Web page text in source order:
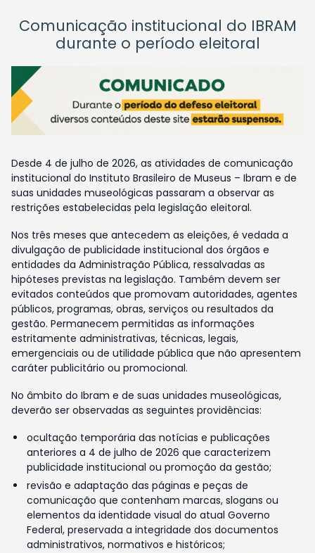
Comunicação institucional do IBRAM
durante o período eleitoral
Desde 4 de julho de 2026, as atividades de comunicação
institucional do Instituto Brasileiro de Museus – Ibram e de
suas unidades museológicas passaram a observar as
restrições estabelecidas pela legislação eleitoral.
Nos três meses que antecedem as eleições, é vedada a
divulgação de publicidade institucional dos órgãos e
entidades da Administração Pública, ressalvadas as
hipóteses previstas na legislação. Também devem ser
evitados conteúdos que promovam autoridades, agentes
públicos, programas, obras, serviços ou resultados da
gestão. Permanecem permitidas as informações
estritamente administrativas, técnicas, legais,
emergenciais ou de utilidade pública que não apresentem
caráter publicitário ou promocional.
No âmbito do Ibram e de suas unidades museológicas,
deverão ser observadas as seguintes providências:
ocultação temporária das notícias e publicações
anteriores a 4 de julho de 2026 que caracterizem
publicidade institucional ou promoção da gestão;
revisão e adaptação das páginas e peças de
comunicação que contenham marcas, slogans ou
elementos da identidade visual do atual Governo
Federal, preservada a integridade dos documentos
administrativos, normativos e históricos;